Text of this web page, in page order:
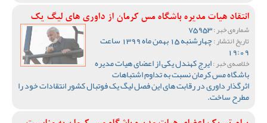
انتقاد هیات مدیره باشگاه مس کرمان از داوری های لیگ یک
شماره‌ی خبر :
تاریخ انتشار : چهارشنبه 15 بهمن ماه 1399 ساعت
19:09
خلاصه‌ی خبر :ایرج کهندل یکی از اعضای هیات مدیره
باشگاه مس کرمان نسبت به تداوم اشتباهات
اثرگذار داوری در رقابت های این فصل لیگ یک فوتبال کشور انتقادات خود را
مطرح ساخت.